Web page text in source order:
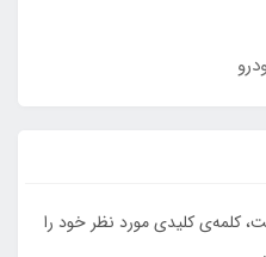
کلمه‌ی کلیدی مورد نظر خود را